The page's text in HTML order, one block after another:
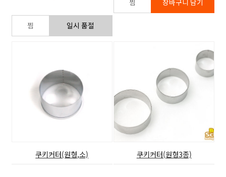
쿠키커터(원형,소) 쿠키커터(원형3종)